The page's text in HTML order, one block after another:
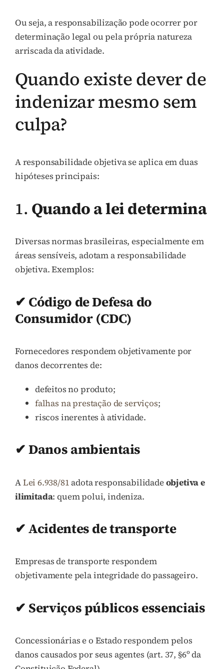
Ou seja, a responsabilização pode ocorrer por
determinação legal ou pela própria natureza
arriscada da atividade.
Quando existe dever de
indenizar mesmo sem
culpa?
A responsabilidade objetiva se aplica em duas
hipóteses principais:
1. Quando a lei determina
Diversas normas brasileiras, especialmente em
áreas sensíveis, adotam a responsabilidade
objetiva. Exemplos:
✔ Código de Defesa do
Consumidor (CDC)
Fornecedores respondem objetivamente por
danos decorrentes de:
defeitos no produto;
falhas na prestação de serviços;
riscos inerentes à atividade.
✔ Danos ambientais
ALei 6.938/81adota responsabilidadeobjetiva e
ilimitada: quem polui, indeniza.
✔ Acidentes de transporte
Empresas de transporte respondem
objetivamente pela integridade do passageiro.
✔ Serviços públicos essenciais
Concessionárias e o Estado respondem pelos
danos causados por seus agentes (art. 37, §6º da